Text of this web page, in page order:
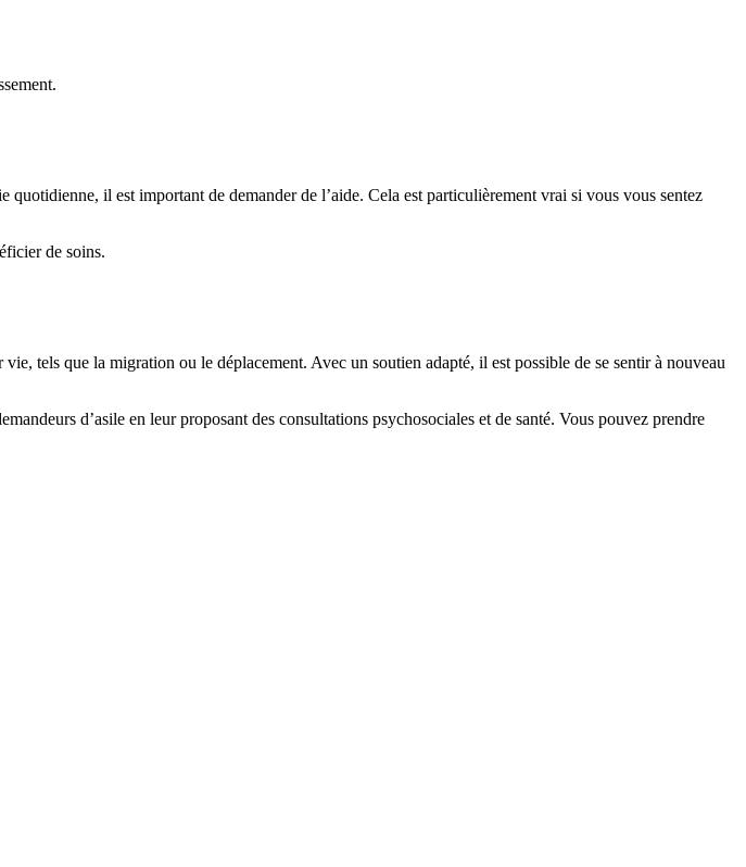
il est important de demander de l’aide. Cela est particulièrement vrai si vous vous sentez
de soins.
tels que la migration ou le déplacement. Avec un soutien adapté, il est possible de se sentir à nouveau
d’asile en leur proposant des consultations psychosociales et de santé. Vous pouvez prendre